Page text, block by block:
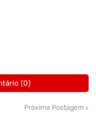
(0)
Próxima Postagem